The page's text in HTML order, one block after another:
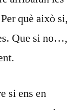
què això si,
Que si no…,
si ens en